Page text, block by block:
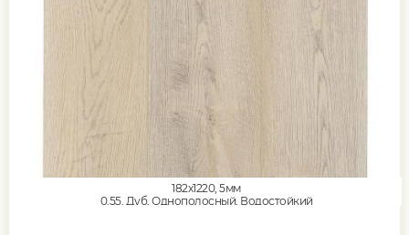
182x1220, 5мм
0,55, Дуб, Однополосный, Водостойкий